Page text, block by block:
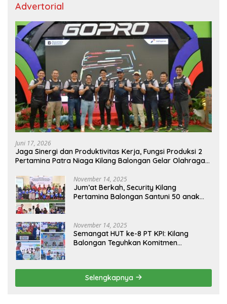
Advertorial
Juni 17, 2026
Jaga Sinergi dan Produktivitas Kerja, Fungsi Produksi 2
Pertamina Patra Niaga Kilang Balongan Gelar Olahraga
November 14, 2025
Jum’at Berkah, Security Kilang
Pertamina Balongan Santuni 50 anak
November 14, 2025
Semangat HUT ke-8 PT KPI: Kilang
Balongan Teguhkan Komitmen
Pendidikan
Selengkapnya